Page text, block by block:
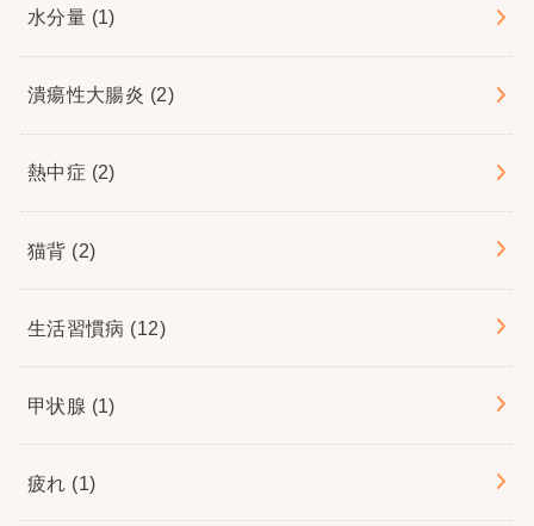
水分量 (1)
潰瘍性大腸炎 (2)
熱中症 (2)
猫背 (2)
生活習慣病 (12)
甲状腺 (1)
疲れ (1)